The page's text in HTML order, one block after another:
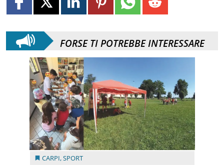
FORSE TI POTREBBE INTERESSARE
CARPI,SPORT